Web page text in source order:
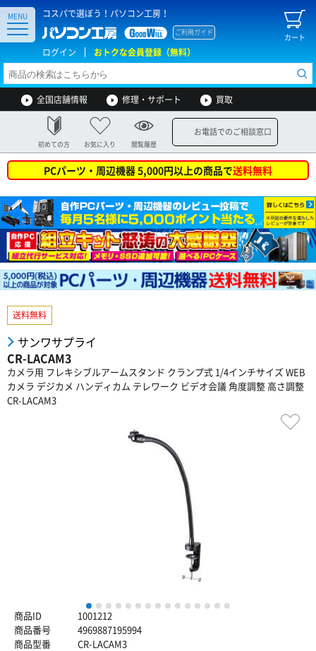
コスパで選ぼう！パソコン工房！
カート
ご利用ガイド
ログイン おトクな会員登録（無料）
MENU
全国店舗情報 修理・サポート 買取
初めての方 お気に入り 閲覧履歴
お電話でのご相談窓口
PCパーツ・周辺機器 5,000円以上の商品で送料無料
送料無料
サンワサプライ
CR-LACAM3
カメラ用 フレキシブルアームスタンド クランプ式 1/4インチサイズ WEB
カメラ デジカメ ハンディカム テレワーク ビデオ会議 角度調整 高さ調整
CR-LACAM3
1 2 3 4 5 6 7 8 9 10 11 12 13 14
商品ID
1001212
商品番号
4969887195994
商品型番
CR-LACAM3